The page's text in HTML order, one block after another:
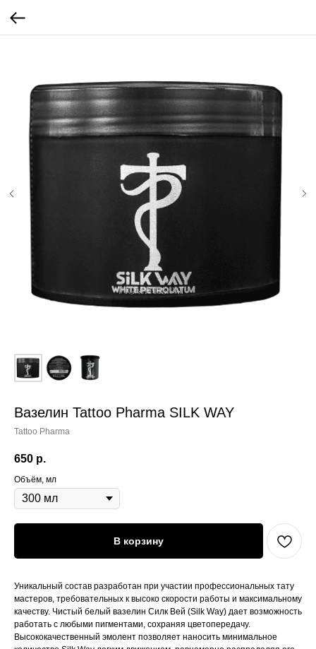
Вазелин Tattoo Pharma SILK WAY
Tattoo Pharma
650 р.
Объём, мл
В корзину
Уникальный состав разработан при участии профессиональных тату
мастеров, требовательных к высоко скорости работы и максимальному
качеству. Чистый белый вазелин Силк Вей (Silk Way) дает возможность
работать с любыми пигментами, сохраняя цветопередачу.
Высококачественный эмолент позволяет наносить минимальное